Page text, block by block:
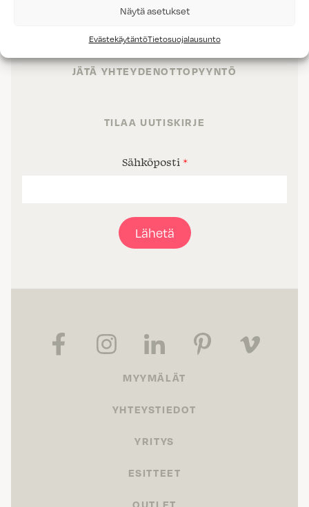
Näytä asetukset
EvästekäytäntöTietosuojalausunto
PALVELUT
PROJEKTIMYYNTI
JÄTÄ YHTEYDENOTTOPYYNTÖ
TILAA UUTISKIRJE
Sähköposti *
Lähetä
MYYMÄLÄT
YHTEYSTIEDOT
YRITYS
ESITTEET
OUTLET